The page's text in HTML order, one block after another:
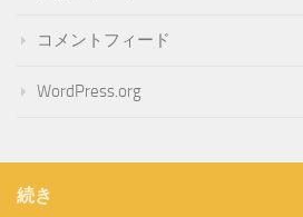
コメントフィード
WordPress.org
続き